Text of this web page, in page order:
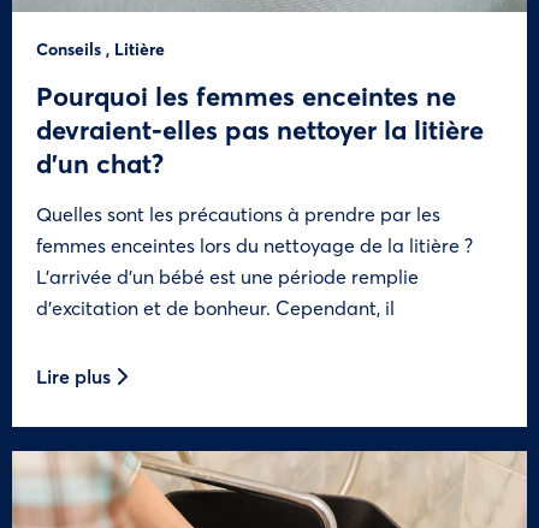
Conseils , Litière
Pourquoi les femmes enceintes ne
devraient-elles pas nettoyer la litière
d’un chat?
Quelles sont les précautions à prendre par les
femmes enceintes lors du nettoyage de la litière ?
L’arrivée d’un bébé est une période remplie
d’excitation et de bonheur. Cependant, il
Lire plus